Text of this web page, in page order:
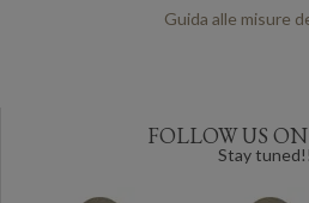
Guida alle misure
FOLLOW US
Stay